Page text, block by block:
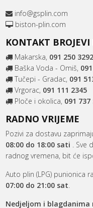
info@gsplin.com
biston-plin.com
KONTAKT BROJEVI
Makarska, 091 250 3292
Baška Voda - Omiš,
Tučepi - Gradac, 091
Vrgorac, 091 111 2345
Ploče i okolica, 091 737
RADNO VRIJEME
Pozivi za dostavu
08:00 do 18:00 sati . Sve
radnog vremena, bit će
Auto plin (LPG) punionica
07:00 do 21:00 sat.
Nedjeljom i blagdanima